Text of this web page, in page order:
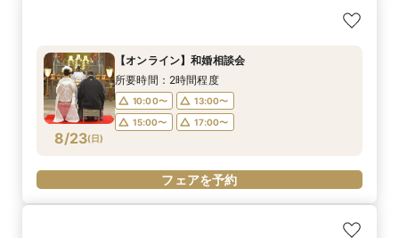
8/23(日)
【オンライン】和婚相談会
所要時間：2時間程度
10:00〜
13:00〜
15:00〜
17:00〜
フェアを予約